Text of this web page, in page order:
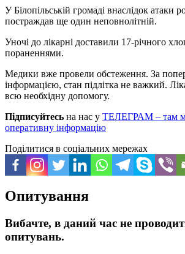
У Білопільській громаді внаслідок атаки
постраждав ще один неповнолітній.
Уночі до лікарні доставили 17-річного
пораненнями.
Медики вже провели обстеження. За
інформацією, стан підлітка не важкий.
всю необхідну допомогу.
Підписуйтесь на нас у ТЕЛЕГРАМ – там
оперативну інформацію
Поділитися в соціальних мережах
Опитування
Вибачте, в даний час не
опитувань.